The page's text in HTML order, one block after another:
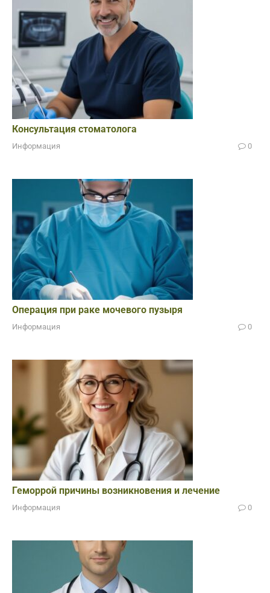
Консультация стоматолога
Информация 0
Операция при раке мочевого пузыря
Информация 0
Геморрой причины возникновения и лечение
Информация 0